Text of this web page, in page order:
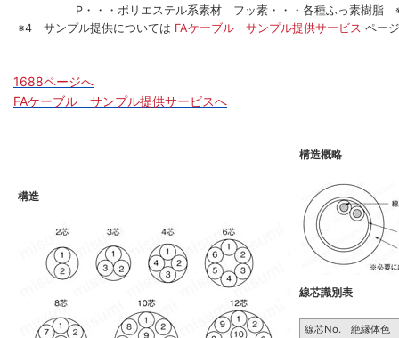
P・・・ポリエステル系素材 フッ素・・・各種ふっ素樹脂 ※
※4 サンプル提供については FAケーブル サンプル提供サービス ペー
1688ページへ
FAケーブル サンプル提供サービスへ
構造
構造概略
線芯識別表
線芯No.
絶縁体色